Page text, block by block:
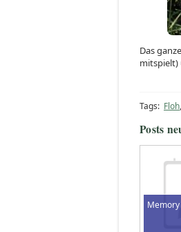
Das
mitspielt)
Tags: Floh,
Posts